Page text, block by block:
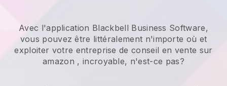
Avec l'application Blackbell Business Software,
vous pouvez être littéralement n'importe où et
exploiter votre entreprise de conseil en vente sur
amazon , incroyable, n'est-ce pas?